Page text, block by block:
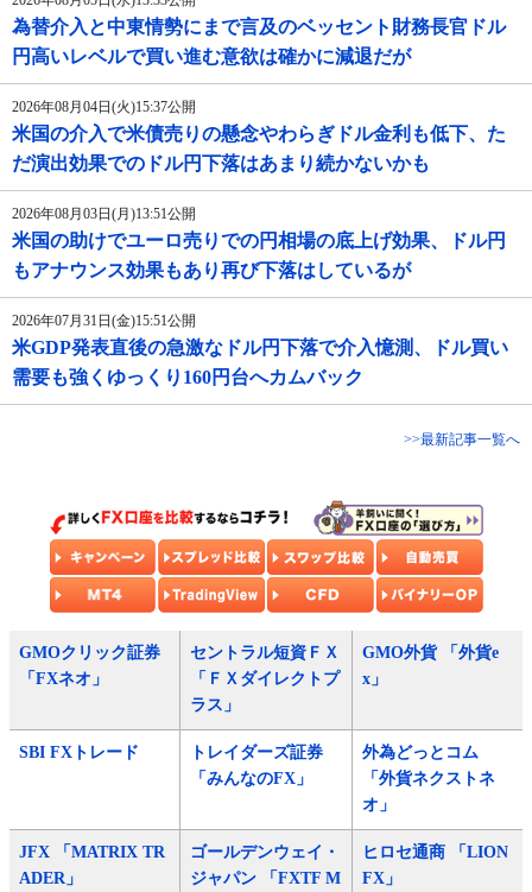
為替介入と中東情勢にまで言及のベッセント財務長官ドル
円高いレベルで買い進む意欲は確かに減退だが
2026年08月04日(火)15:37公開
米国の介入で米債売りの懸念やわらぎドル金利も低下、た
だ演出効果でのドル円下落はあまり続かないかも
2026年08月03日(月)13:51公開
米国の助けでユーロ売りでの円相場の底上げ効果、ドル円
もアナウンス効果もあり再び下落はしているが
2026年07月31日(金)15:51公開
米GDP発表直後の急激なドル円下落で介入憶測、ドル買い
需要も強くゆっくり160円台へカムバック
>>最新記事一覧へ
GMOクリック証券
「FXネオ」
セントラル短資ＦＸ
「ＦＸダイレクトプ
ラス」
GMO外貨 「外貨e
x」
SBI FXトレード
トレイダーズ証券
「みんなのFX」
外為どっとコム
「外貨ネクストネ
オ」
JFX 「MATRIX TR
ADER」
ゴールデンウェイ・
ジャパン 「FXTF M
ヒロセ通商 「LION
FX」